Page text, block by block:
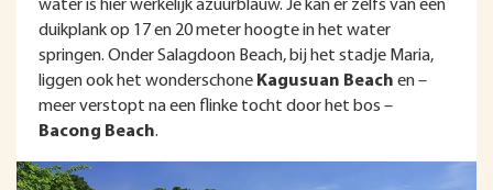
water is hier werkelijk azuurblauw. Je kan er zelfs van een
duikplank op 17 en 20 meter hoogte in het water
springen. Onder Salagdoon Beach, bij het stadje Maria,
liggen ook het wonderschone Kagusuan Beach en –
meer verstopt na een flinke tocht door het bos –
Bacong Beach.